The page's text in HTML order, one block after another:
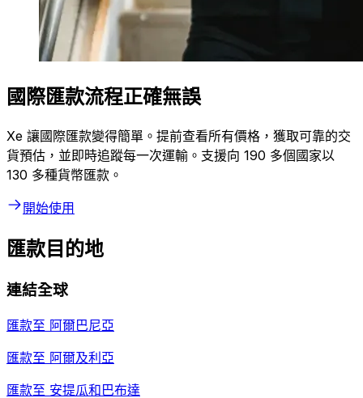
國際匯款流程正確無誤
Xe 讓國際匯款變得簡單。提前查看所有價格，獲取可靠的交
貨預估，並即時追蹤每一次運輸。支援向 190 多個國家以
130 多種貨幣匯款。
開始使用
匯款目的地
連結全球
匯款至 阿爾巴尼亞
匯款至 阿爾及利亞
匯款至 安提瓜和巴布達